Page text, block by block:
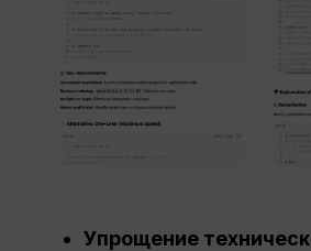
Упрощение